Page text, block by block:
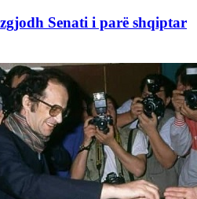
Senati i parë shqiptar